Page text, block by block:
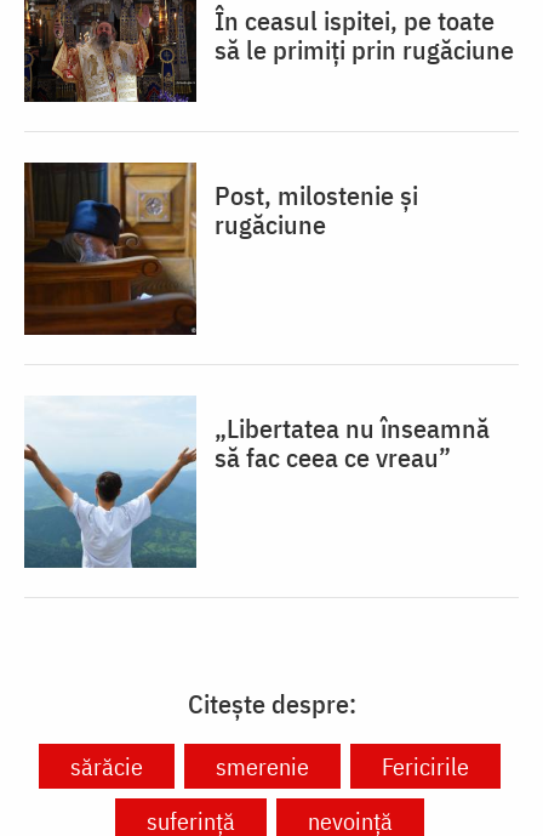
În ceasul ispitei, pe toate
să le primiți prin rugăciune
Post, milostenie și
rugăciune
„Libertatea nu înseamnă
să fac ceea ce vreau”
Citește despre:
sărăcie smerenie
Fericirile
suferință
nevoință